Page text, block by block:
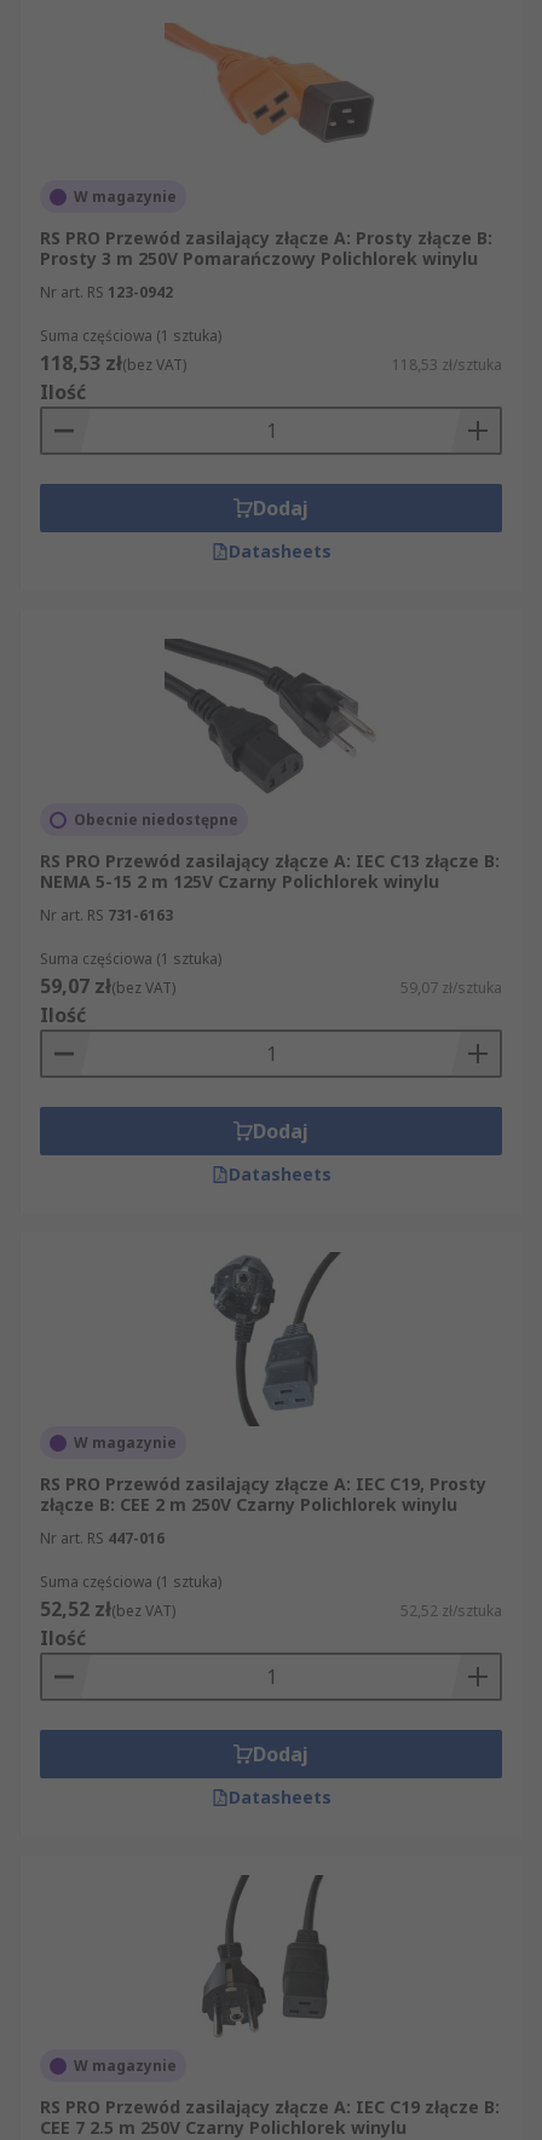
W magazynie
RS PRO Przewód zasilający złącze A: Prosty złącze B:
Prosty 3 m 250V Pomarańczowy Polichlorek winylu
Nr art. RS 123-0942
Suma częściowa (1 sztuka)
118,53 zł(bez VAT) 118,53 zł/sztuka
Ilość
Dodaj
Datasheets
Obecnie niedostępne
RS PRO Przewód zasilający złącze A: IEC C13 złącze B:
NEMA 5-15 2 m 125V Czarny Polichlorek winylu
Nr art. RS 731-6163
Suma częściowa (1 sztuka)
59,07 zł(bez VAT) 59,07 zł/sztuka
Ilość
Dodaj
Datasheets
W magazynie
RS PRO Przewód zasilający złącze A: IEC C19, Prosty
złącze B: CEE 2 m 250V Czarny Polichlorek winylu
Nr art. RS 447-016
Suma częściowa (1 sztuka)
52,52 zł(bez VAT) 52,52 zł/sztuka
Ilość
Dodaj
Datasheets
W magazynie
RS PRO Przewód zasilający złącze A: IEC C19 złącze B:
CEE 7 2.5 m 250V Czarny Polichlorek winylu